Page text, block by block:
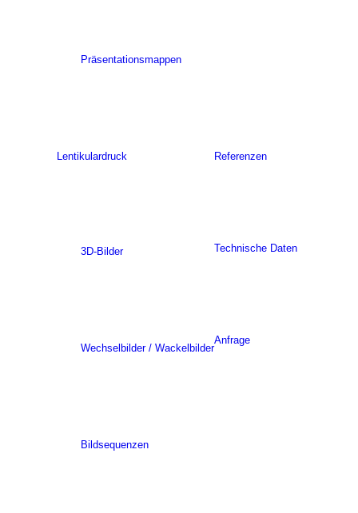
Präsentationsmappen
Lentikulardruck
3D-Bilder
Wechselbilder / Wackelbilder
Bildsequenzen
Referenzen
Technische Daten
Anfrage